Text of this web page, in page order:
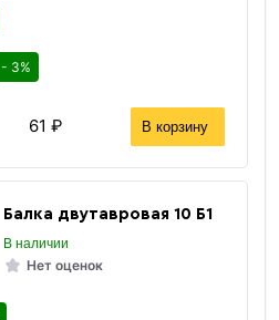
- 3%
61 ₽ В корзину
Балка двутавровая 10 Б1
В наличии
Нет оценок